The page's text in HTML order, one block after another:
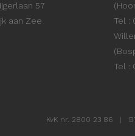
57
aan Zee
Tel :
Tel :
KvK nr. 2800 23 86 |